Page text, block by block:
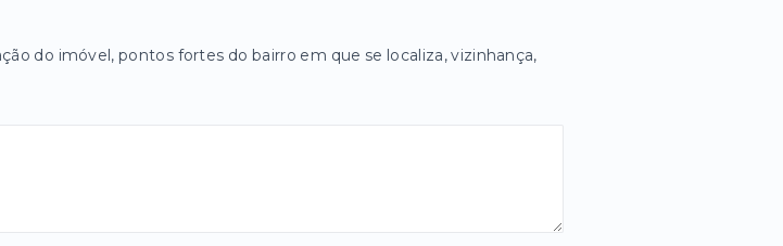
do imóvel, pontos fortes do bairro em que se localiza, vizinhança,